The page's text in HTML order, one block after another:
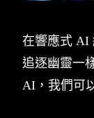
在響應式 AI
追逐幽靈一
AI，我們可